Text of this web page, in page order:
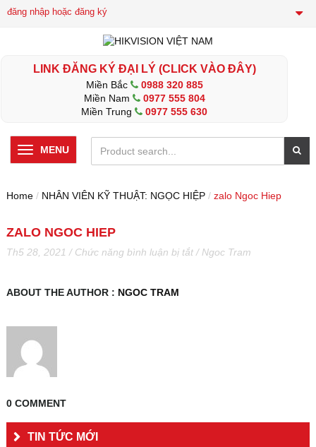
đăng nhập hoặc đăng ký
LINK ĐĂNG KÝ ĐẠI LÝ (CLICK VÀO ĐÂY)
Miền Bắc
0988 320 885
Miền Nam
0977 555 804
Miền Trung
0977 555 630
MENU
Home / NHÂN VIÊN KỸ THUẬT: NGỌC HIỆP / zalo Ngoc Hiep
ZALO NGOC HIEP
Th5 28, 2021 / Chức năng bình luận bị tắtở/ Ngoc Tram
ABOUT THE AUTHOR : NGOC TRAM
0 COMMENT
TIN TỨC MỚI